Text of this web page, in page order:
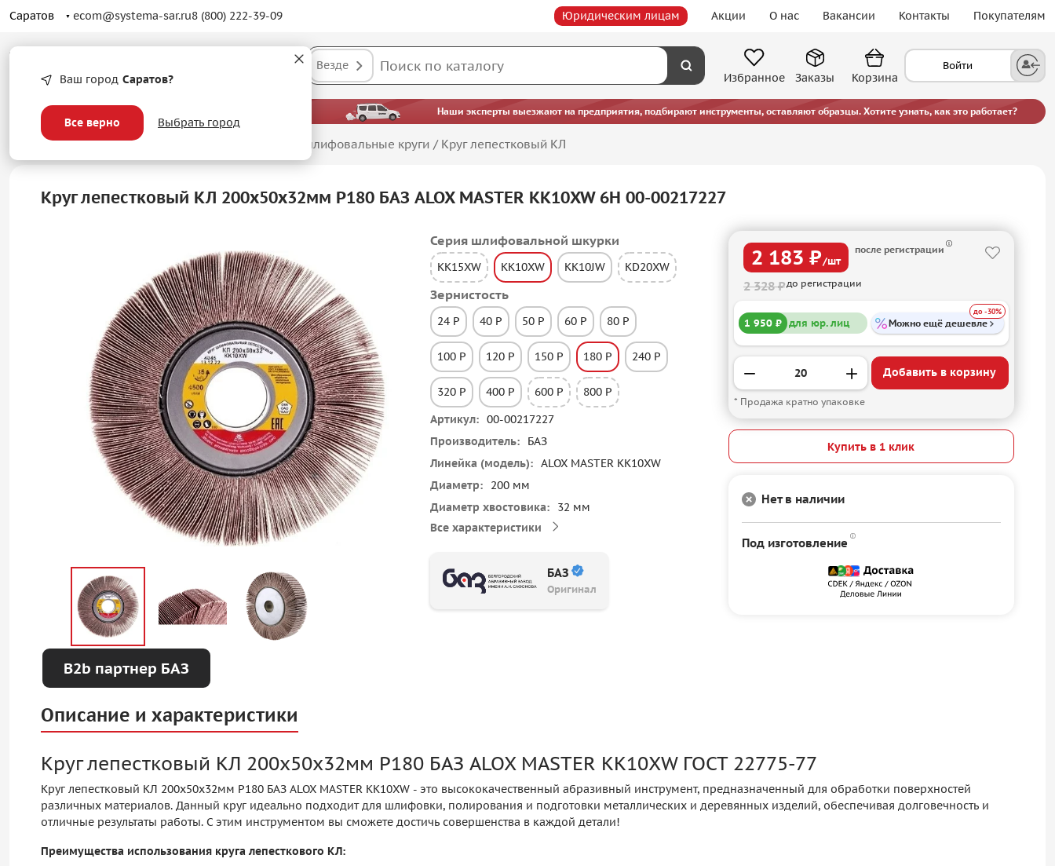
Саратов ecom@systema-sar.ru8 (800) 222-39-09 Юридическим лицам Акции О нас Вакансии Контакты Покупателям
Ваш город Саратов?
Все верно Выбрать город
Везде
Избранное
Войти
Заказы Корзина
— больше, чем просто оптовые цены. Наши эксперты выезжают на предприятия, подбирают инструменты, оставляют образцы. Хотите узнать, как это работает?
Главная /Абразивные материалы Лепестковые шлифовальные круги / Круг лепестковый КЛ
Круг лепестковый КЛ 200х50х32мм P180 БАЗ ALOX MASTER KK10XW 6H 00-00217227
B2b партнер БАЗ
Серия шлифовальной шкурки
KK15XW KK10XW KK10JW KD20XW
Зернистость
24 P 40 P 50 P 60 P 80 P
100 P 120 P 150 P 180 P 240 P
320 P 400 P 600 P
800 P
Артикул
00-00217227
Производитель
БАЗ
Линейка (модель)
ALOX MASTER KK10XW
Диаметр
200 мм
Диаметр хвостовика
32 мм
Все характеристики
БАЗ
Оригинал
2 183 ₽/шт
после регистрации
2 328 ₽до регистрации
1 950 ₽ для юр. лиц Можно ещё дешевле
до -30%
Добавить в корзину
* Продажа кратно упаковке
Купить в 1 клик
Нет в наличии
Под изготовление
Описание и характеристики
Круг лепестковый КЛ 200х50х32мм P180 БАЗ ALOX MASTER KK10XW ГОСТ 22775-77
Круг лепестковый КЛ 200х50х32мм P180 БАЗ ALOX MASTER KK10XW - это высококачественный абразивный инструмент, предназначенный для обработки поверхностей
различных материалов. Данный круг идеально подходит для шлифовки, полирования и подготовки металлических и деревянных изделий, обеспечивая долговечность и
отличные результаты работы. С этим инструментом вы сможете достичь совершенства в каждой детали!
Преимущества использования круга лепесткового КЛ: